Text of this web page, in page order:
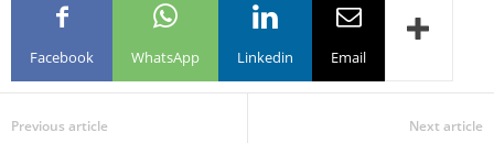
Facebook WhatsApp Linkedin Email
Previous article Next article